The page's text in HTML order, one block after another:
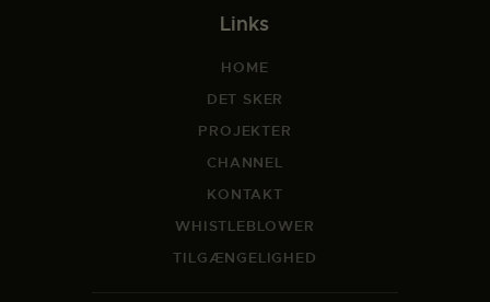
Links
HOME
DET SKER
PROJEKTER
CHANNEL
KONTAKT
WHISTLEBLOWER
TILGÆNGELIGHED